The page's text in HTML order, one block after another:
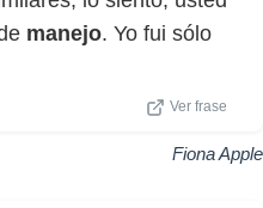
manejo. Yo fui sólo
Ver frase
Fiona Apple